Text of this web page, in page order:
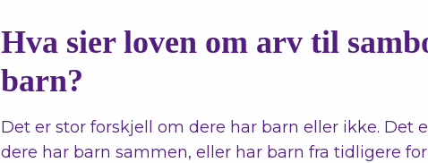
Hva sier loven om arv til
barn?
Det er stor forskjell om dere har barn eller ikke. Det
dere har barn sammen, eller har barn fra tidligere